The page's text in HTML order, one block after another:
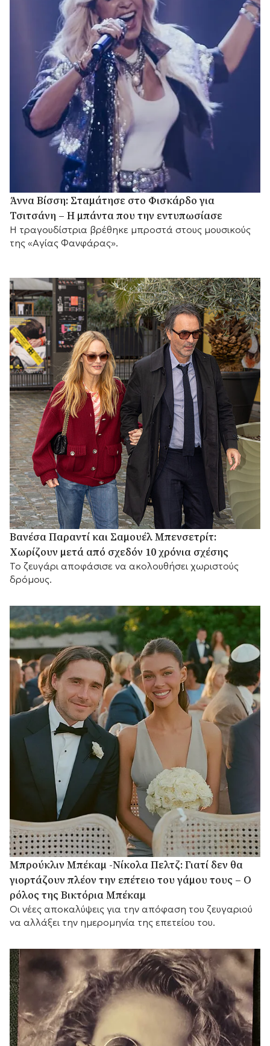
Άννα Βίσση: Σταμάτησε στο Φισκάρδο για
Τσιτσάνη – Η μπάντα που την εντυπωσίασε
Η τραγουδίστρια βρέθηκε μπροστά στους μουσικούς
της «Αγίας Φανφάρας».
Βανέσα Παραντί και Σαμουέλ Μπενσετρίτ:
Χωρίζουν μετά από σχεδόν 10 χρόνια σχέσης
Το ζευγάρι αποφάσισε να ακολουθήσει χωριστούς
δρόμους.
Μπρούκλιν Μπέκαμ -Νίκολα Πελτζ: Γιατί δεν θα
γιορτάζουν πλέον την επέτειο του γάμου τους – Ο
ρόλος της Βικτόρια Μπέκαμ
Οι νέες αποκαλύψεις για την απόφαση του ζευγαριού
να αλλάξει την ημερομηνία της επετείου του.